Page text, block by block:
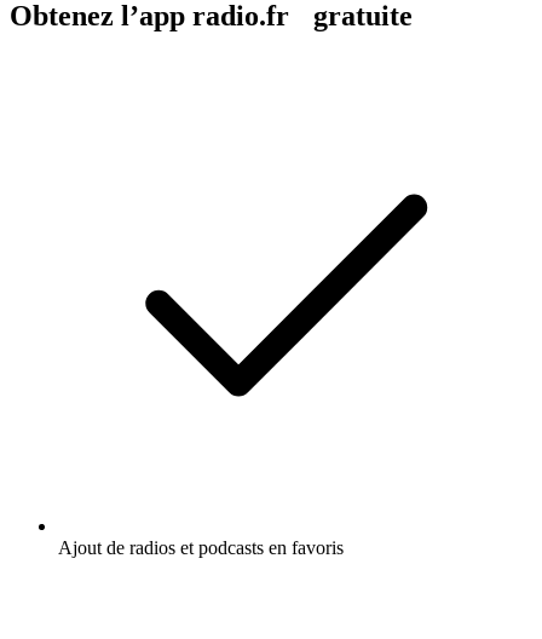
Obtenez l’app radio.fr gratuite
Ajout de radios et podcasts en favoris